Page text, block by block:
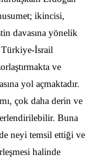
ikincisi,
davasına yönelik
Türkiye-İsrail
ve
yol açmaktadır.
çok daha derin ve
Buna
neyi temsil ettiği ve
halinde